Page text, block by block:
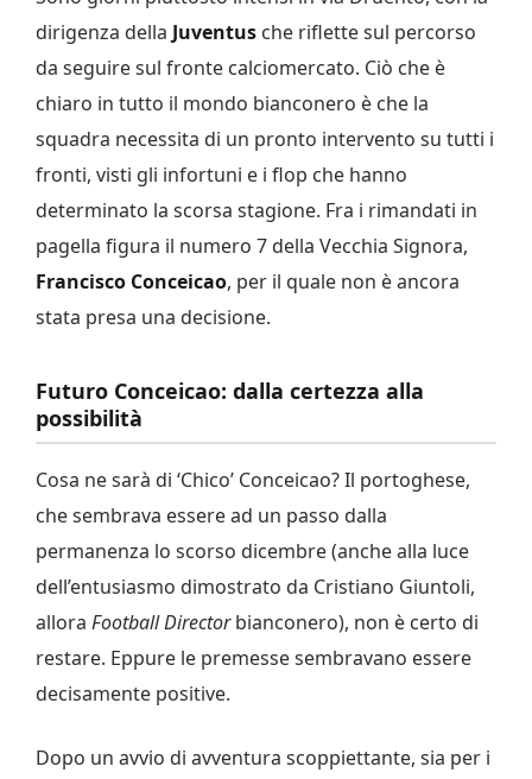
dirigenza della Juventus che riflette sul percorso
da seguire sul fronte calciomercato. Ciò che è
chiaro in tutto il mondo bianconero è che la
squadra necessita di un pronto intervento su tutti i
fronti, visti gli infortuni e i flop che hanno
determinato la scorsa stagione. Fra i rimandati in
pagella figura il numero 7 della Vecchia Signora,
Francisco Conceicao, per il quale non è ancora
stata presa una decisione.
Futuro Conceicao: dalla certezza alla
possibilità
Cosa ne sarà di ‘Chico’ Conceicao? Il portoghese,
che sembrava essere ad un passo dalla
permanenza lo scorso dicembre (anche alla luce
dell’entusiasmo dimostrato da Cristiano Giuntoli,
allora Football Directorbianconero), non è certo di
restare. Eppure le premesse sembravano essere
decisamente positive.
Dopo un avvio di avventura scoppiettante, sia per i